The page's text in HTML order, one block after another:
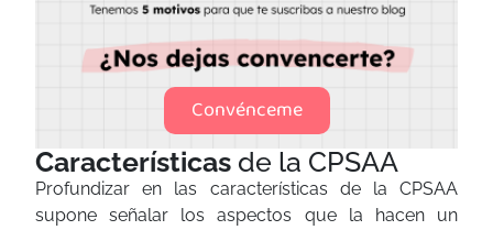
Convénceme
Características de la CPSAA
Profundizar en las características de la CPSAA
supone señalar los aspectos que la hacen un